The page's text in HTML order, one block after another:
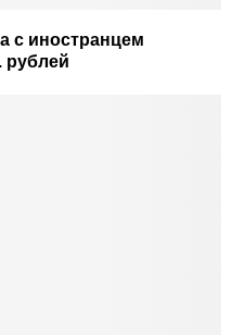
с иностранцем
рублей